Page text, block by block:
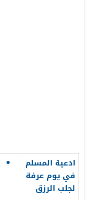
ادعية المسلم
في يوم عرفة
لجلب الرزق